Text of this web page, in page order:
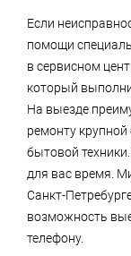
Если
помощи
в сервисном
который
На выезде
ремонту крупной
бытовой
для вас время.
Санкт-
возможность
телефону.